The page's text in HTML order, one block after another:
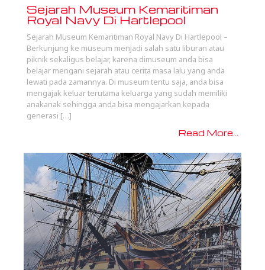
Sejarah Museum Kemaritiman
Royal Navy Di Hartlepool
Sejarah Museum Kemaritiman Royal Navy Di Hartlepool –
Berkunjung ke museum menjadi salah satu liburan atau
piknik sekaligus belajar, karena dimuseum anda bisa
belajar mengani sejarah atau cerita masa lalu yang anda
lewati pada zamannya. Di museum tentu saja, anda bisa
mengajak keluar terutama keluarga yang sudah memiliki
anakanak sehingga anda bisa mengajarkan kepada
generasi […]
Read More...